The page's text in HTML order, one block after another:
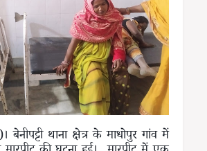
बेनीपट्टी थाना क्षेत्र के माधोपुर गांव में